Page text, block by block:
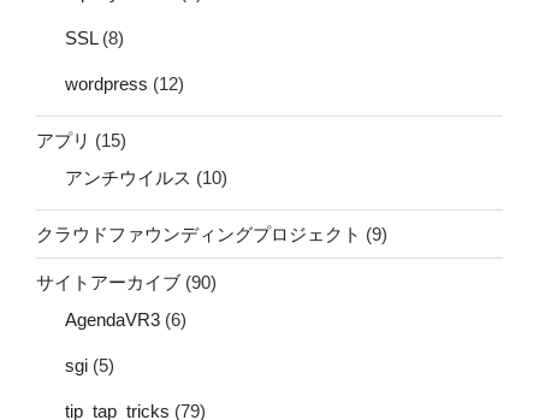
SSL(8)
wordpress (12)
アプリ (15)
アンチウイルス (10)
クラウドファウンディングプロジェクト (9)
サイトアーカイブ (90)
AgendaVR3 (6)
sgi (5)
tip_tap_tricks (79)